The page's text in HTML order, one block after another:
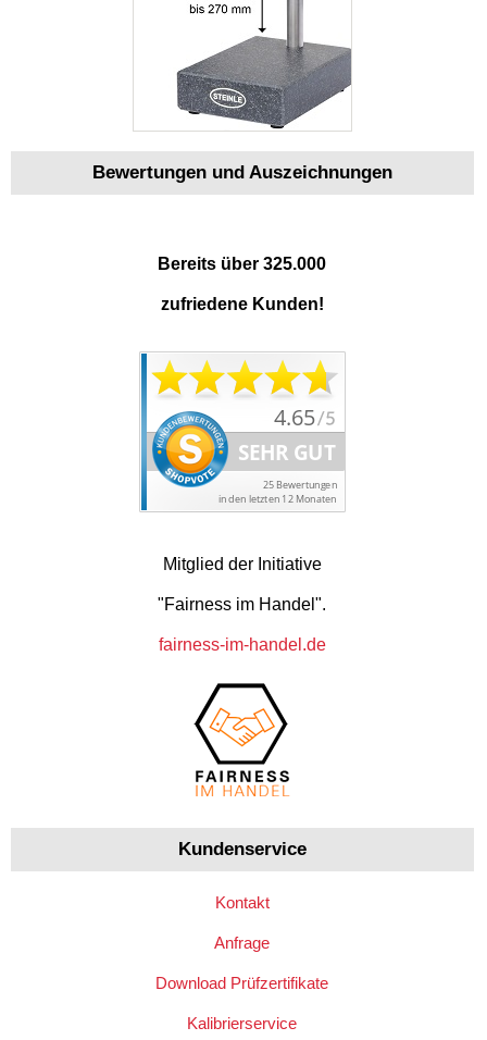
Bewertungen und Auszeichnungen
Bereits über 325.000
zufriedene Kunden!
Mitglied der Initiative
"Fairness im Handel".
fairness-im-handel.de
Kundenservice
Kontakt
Anfrage
Download Prüfzertifikate
Kalibrierservice